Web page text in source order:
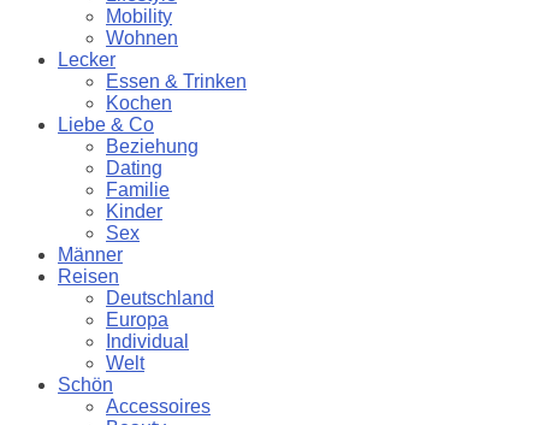
Mobility
Wohnen
Lecker
Essen & Trinken
Kochen
Liebe & Co
Beziehung
Dating
Familie
Kinder
Sex
Männer
Reisen
Deutschland
Europa
Individual
Welt
Schön
Accessoires